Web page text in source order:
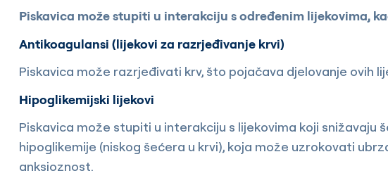
Piskavica može stupiti u interakciju s određenim lijekovima,
Antikoagulansi (lijekovi za razrjeđivanje krvi)
Piskavica može razrjeđivati krv, što pojačava djelovanje ovih
Hipoglikemijski lijekovi
Piskavica može stupiti u interakciju s lijekovima koji snižavaju
hipoglikemije (niskog šećera u krvi), koja može uzrokovati
anksioznost.